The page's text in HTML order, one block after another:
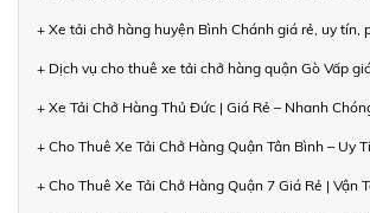
+ Xe tải chở hàng huyện Bình Chánh giá rẻ, uy tín,
+ Dịch vụ cho thuê xe tải chở hàng quận Gò Vấp
+ Xe Tải Chở Hàng Thủ Đức | Giá Rẻ – Nhanh
+ Cho Thuê Xe Tải Chở Hàng Quận Tân Bình – Uy
+ Cho Thuê Xe Tải Chở Hàng Quận 7 Giá Rẻ | Vận